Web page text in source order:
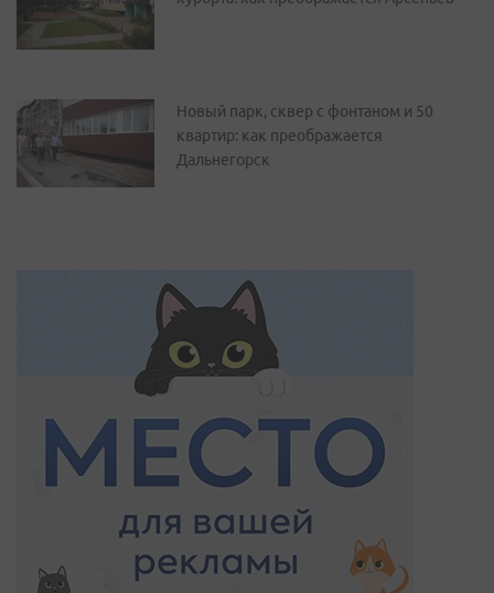
Новый парк, сквер с фонтаном и 50
квартир: как преображается
Дальнегорск